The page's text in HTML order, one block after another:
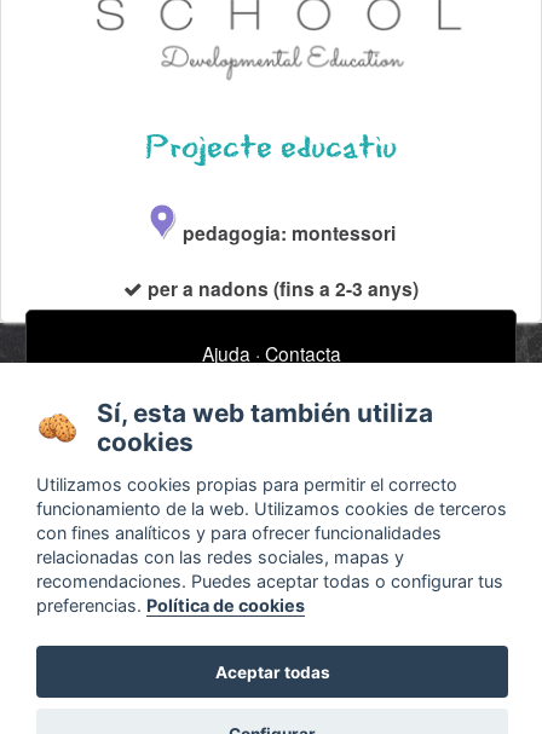
Projecte educatiu
pedagogia: montessori
per a nadons (fins a 2-3 anys)
Ajuda · Contacta
Subscriu-te al nostre butlletí de notícies
email
Sobre
Termes i condicions
Configurar cookies
Anuncis / Feina
Timeline
Bibliografia
Sí, esta web también utiliza
cookies
Utilizamos cookies propias para permitir el correcto
funcionamiento de la web. Utilizamos cookies de terceros
con fines analíticos y para ofrecer funcionalidades
relacionadas con las redes sociales, mapas y
recomendaciones. Puedes aceptar todas o configurar tus
preferencias. Política de cookies
Aceptar todas